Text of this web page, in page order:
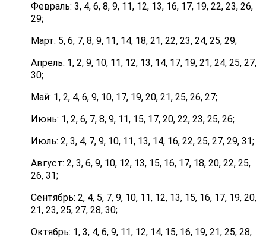
Февраль: 3, 4, 6, 8, 9, 11, 12, 13, 16, 17, 19, 22, 23, 26,
29;
Март: 5, 6, 7, 8, 9, 11, 14, 18, 21, 22, 23, 24, 25, 29;
Апрель: 1, 2, 9, 10, 11, 12, 13, 14, 17, 19, 21, 24, 25, 27,
30;
Май: 1, 2, 4, 6, 9, 10, 17, 19, 20, 21, 25, 26, 27;
Июнь: 1, 2, 6, 7, 8, 9, 11, 15, 17, 20, 22, 23, 25, 26;
Июль: 2, 3, 4, 7, 9, 10, 11, 13, 14, 16, 22, 25, 27, 29, 31;
Август: 2, 3, 6, 9, 10, 12, 13, 15, 16, 17, 18, 20, 22, 25,
26, 31;
Сентябрь: 2, 4, 5, 7, 9, 10, 11, 12, 13, 15, 16, 17, 19, 20,
21, 23, 25, 27, 28, 30;
Октябрь: 1, 3, 4, 6, 9, 11, 12, 14, 15, 16, 19, 21, 25, 28,